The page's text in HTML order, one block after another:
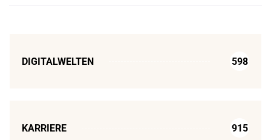
DIGITALWELTEN 598
KARRIERE 915